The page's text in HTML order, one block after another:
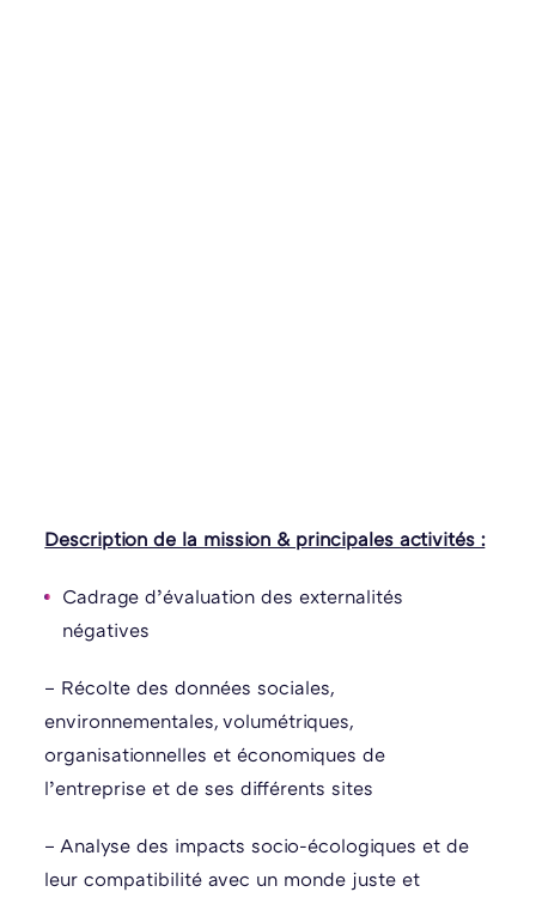
Description de la mission & principales activités :
Cadrage d’évaluation des externalités
négatives
– Récolte des données sociales,
environnementales, volumétriques,
organisationnelles et économiques de
l’entreprise et de ses différents sites
– Analyse des impacts socio-écologiques et de
leur compatibilité avec un monde juste et